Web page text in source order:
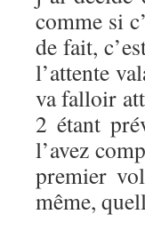
comme si
de fait,
l’attente
va falloir
2 étant
l’avez
premier
même,